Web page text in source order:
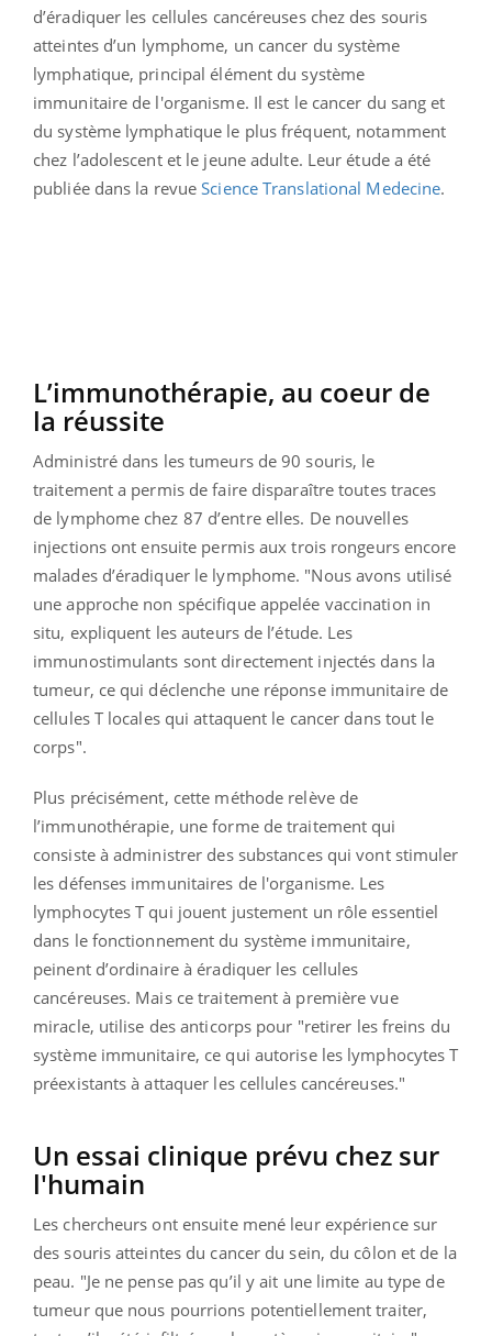
d’éradiquer les cellules cancéreuses chez des souris
atteintes d’un lymphome, un cancer du système
lymphatique, principal élément du système
immunitaire de l'organisme. Il est le cancer du sang et
du système lymphatique le plus fréquent, notamment
chez l’adolescent et le jeune adulte. Leur étude a été
publiée dans la revueScience Translational Medecine.
L’immunothérapie, au coeur de
la réussite
Administré dans les tumeurs de 90 souris, le
traitement a permis de faire disparaître toutes traces
de lymphome chez 87 d’entre elles. De nouvelles
injections ont ensuite permis aux trois rongeurs encore
malades d’éradiquer le lymphome. "Nous avons utilisé
une approche non spécifique appelée vaccination in
situ, expliquent les auteurs de l’étude. Les
immunostimulants sont directement injectés dans la
tumeur, ce qui déclenche une réponse immunitaire de
cellules T locales qui attaquent le cancer dans tout le
corps".
Plus précisément, cette méthode relève de
l’immunothérapie, une forme de traitement qui
consiste à administrer des substances qui vont stimuler
les défenses immunitaires de l'organisme. Les
lymphocytes T qui jouent justement un rôle essentiel
dans le fonctionnement du système immunitaire,
peinent d’ordinaire à éradiquer les cellules
cancéreuses. Mais ce traitement à première vue
miracle, utilise des anticorps pour "retirer les freins du
système immunitaire, ce qui autorise les lymphocytes T
préexistants à attaquer les cellules cancéreuses."
Un essai clinique prévu chez sur
l'humain
Les chercheurs ont ensuite mené leur expérience sur
des souris atteintes du cancer du sein, du côlon et de la
peau. "Je ne pense pas qu’il y ait une limite au type de
tumeur que nous pourrions potentiellement traiter,